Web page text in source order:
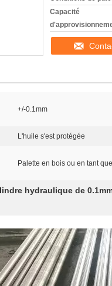
Capacité
+/-0.1mm
L'huile s'est protégée
Palette en bois ou en tant
hydraulique de